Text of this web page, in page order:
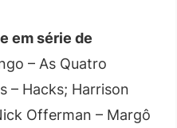
em série de
– As Quatro
– Hacks; Harrison
Offerman – Margô